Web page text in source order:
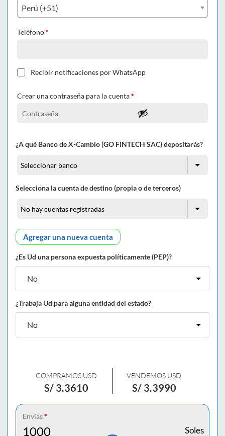
Perú (+51)
Teléfono*
Recibir notificaciones por WhatsApp
Crear una contraseña para la cuenta*
¿A qué Banco de X-Cambio (GO FINTECH SAC) depositarás?
Selecciona la cuenta de destino (propia o de terceros)
Agregar una nueva cuenta
¿Es Ud una persona expuesta políticamente (PEP)?
¿Trabaja Ud.para alguna entidad del estado?
COMPRAMOS USD
S/ 3.3610
VENDEMOS USD
S/ 3.3990
Envías*
Soles